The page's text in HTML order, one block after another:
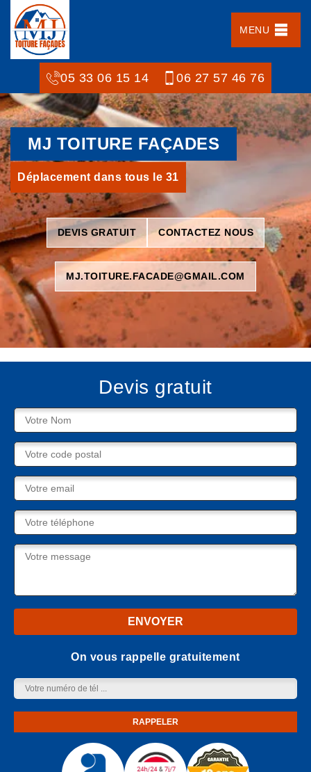
MENU
05 33 06 15 14 06 27 57 46 76
MJ TOITURE FAÇADES
Déplacement dans tous le 31
DEVIS GRATUIT CONTACTEZ NOUS
MJ.TOITURE.FACADE@GMAIL.COM
Devis gratuit
On vous rappelle gratuitement